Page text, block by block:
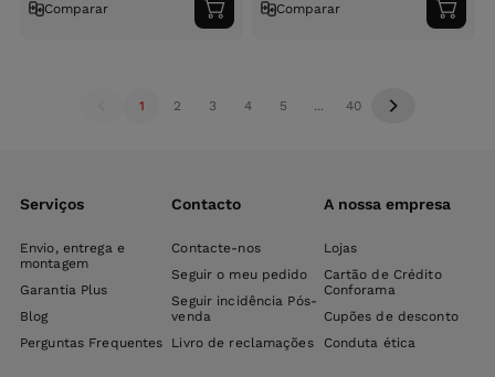
Comparar
Adicionar
ao
Comparar
ao
1 2 3 4 5 ... 40
Serviços
Envio, entrega e
montagem
Garantia Plus
Blog
Perguntas Frequentes
Contacto
Contacte-nos
Seguir o meu pedido
Seguir incidência Pós-
venda
Livro de reclamações
A nossa empresa
Lojas
Cartão de Crédito
Conforama
Cupões de desconto
Conduta ética